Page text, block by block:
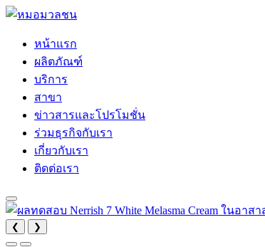
หน้าแรก
ผลิตภัณฑ์
บริการ
สาขา
ข่าวสารและโปรโมชั่น
ร่วมธุรกิจกับเรา
เกี่ยวกับเรา
ติดต่อเรา
❮ ❯